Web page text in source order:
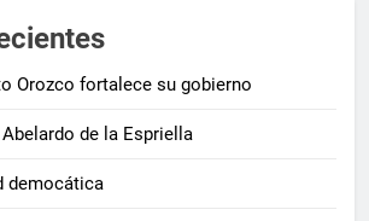
Orozco fortalece su gobierno
de la Espriella
democática